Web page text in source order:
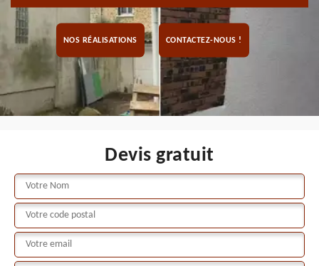
NOS RÉALISATIONS CONTACTEZ-NOUS !
Devis gratuit